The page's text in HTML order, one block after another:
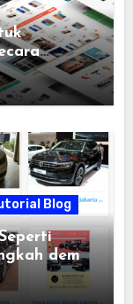
Blog
demi